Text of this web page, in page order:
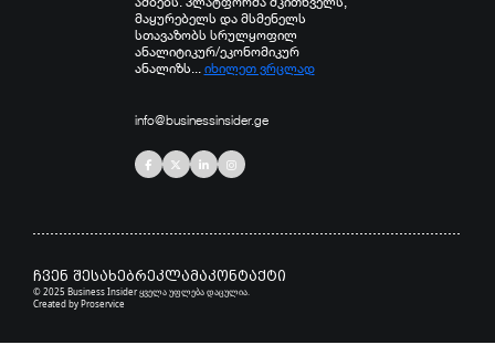
მაყურებელს და მსმენელს
სთავაზობს სრულყოფილ
ანალიტიკურ/ეკონომიკურ
ანალიზს... იხილეთ ვრცლად
info@businessinsider.ge
ჩვენ შესახებრეკლამაკონტაქტი
© 2025 Business Insider ყველა უფლება დაცულია.
Created byProservice